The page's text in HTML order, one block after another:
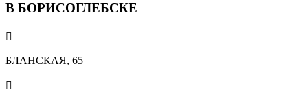
В БОРИСОГЛЕБСКЕ

БЛАНСКАЯ, 65
